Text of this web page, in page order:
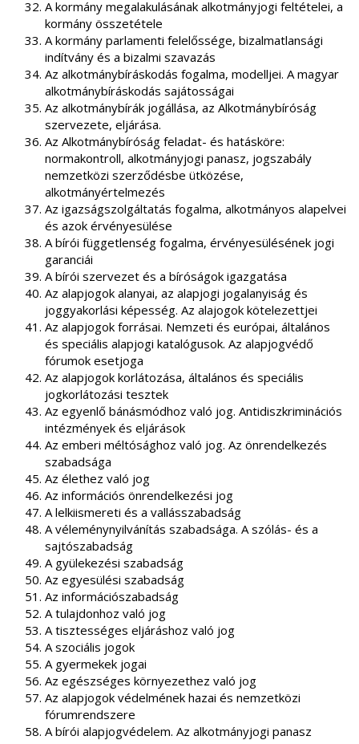
A kormány megalakulásának alkotmányjogi feltételei, a
kormány összetétele
A kormány parlamenti felelőssége, bizalmatlansági
indítvány és a bizalmi szavazás
Az alkotmánybíráskodás fogalma, modelljei. A magyar
alkotmánybíráskodás sajátosságai
Az alkotmánybírák jogállása, az Alkotmánybíróság
szervezete, eljárása.
Az Alkotmánybíróság feladat- és hatásköre:
normakontroll, alkotmányjogi panasz, jogszabály
nemzetközi szerződésbe ütközése,
alkotmányértelmezés
Az igazságszolgáltatás fogalma, alkotmányos alapelvei
és azok érvényesülése
A bírói függetlenség fogalma, érvényesülésének jogi
garanciái
A bírói szervezet és a bíróságok igazgatása
Az alapjogok alanyai, az alapjogi jogalanyiság és
joggyakorlási képesség. Az alajogok kötelezettjei
Az alapjogok forrásai. Nemzeti és európai, általános
és speciális alapjogi katalógusok. Az alapjogvédő
fórumok esetjoga
Az alapjogok korlátozása, általános és speciális
jogkorlátozási tesztek
Az egyenlő bánásmódhoz való jog. Antidiszkriminációs
intézmények és eljárások
Az emberi méltósághoz való jog. Az önrendelkezés
szabadsága
Az élethez való jog
Az információs önrendelkezési jog
A lelkiismereti és a vallásszabadság
A véleménynyilvánítás szabadsága. A szólás- és a
sajtószabadság
A gyülekezési szabadság
Az egyesülési szabadság
Az információszabadság
A tulajdonhoz való jog
A tisztességes eljáráshoz való jog
A szociális jogok
A gyermekek jogai
Az egészséges környezethez való jog
Az alapjogok védelmének hazai és nemzetközi
fórumrendszere
A bírói alapjogvédelem. Az alkotmányjogi panasz